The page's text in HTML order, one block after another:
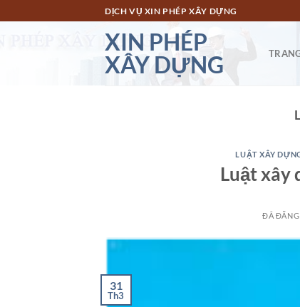
đến
DỊCH VỤ XIN PHÉP XÂY DỰNG
XIN PHÉP
XÂY DỰNG
LUẬT XÂY
Luật xây
ĐÃ
31
Th3